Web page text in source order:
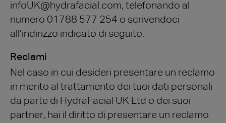
infoUK@hydrafacial.com, telefonando al
numero 01788 577 254 o scrivendoci
all’indirizzo indicato di seguito.
Reclami
Nel caso in cui desideri presentare un reclamo
in merito al trattamento dei tuoi dati personali
da parte di HydraFacial UK Ltd o dei suoi
partner, hai il diritto di presentare un reclamo